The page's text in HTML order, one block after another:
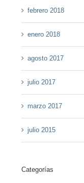
febrero 2018
enero 2018
agosto 2017
julio 2017
marzo 2017
julio 2015
Categorías